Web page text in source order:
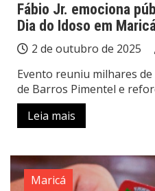
Fábio Jr. emociona
Dia do Idoso em
2 de outubro de 2025
Evento reuniu milhares
de Barros Pimentel e
Leia mais
Maricá